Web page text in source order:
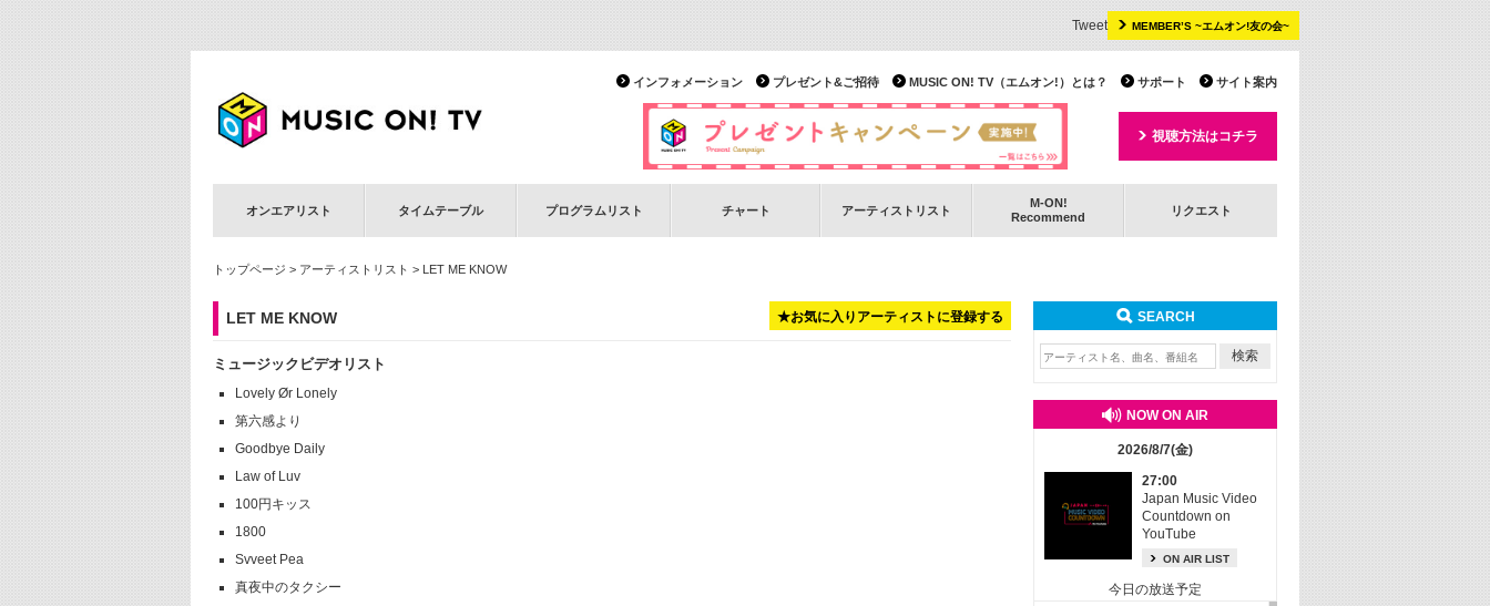
MEMBER’S ~エムオン!友の会~
Tweet
サイト案内
サポート
MUSIC ON! TV（エムオン!）とは？
プレゼント&ご招待
インフォメーション
視聴方法はコチラ
オンエアリスト タイムテーブル プログラムリスト チャート アーティストリスト
M-ON!
Recommend
リクエスト
トップページ > アーティストリスト > LET ME KNOW
★お気に入りアーティストに登録する
LET ME KNOW
ミュージックビデオリスト
Lovely Ør Lonely
第六感より
Goodbye Daily
Law of Luv
100円キッス
1800
Svveet Pea
真夜中のタクシー
SEARCH
NOW ON AIR
2026/8/7(金)
27:00
Japan Music Video
Countdown on
YouTube
ON AIR LIST
今日の放送予定